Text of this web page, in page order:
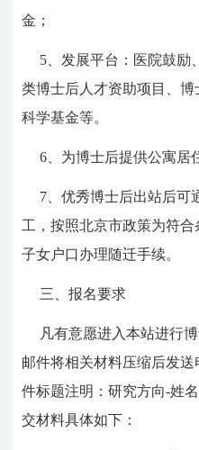
金；
5、发展平台：医院鼓励
类博士后人才资助项目、
科学基金等。
6、为博士后提供公寓居
7、优秀博士后出站后可
工，按照北京市政策为符
子女户口办理随迁手续。
三、报名要求
凡有意愿进入本站进行
邮件将相关材料压缩后发
件标题注明：研究方向-姓
交材料具体如下：